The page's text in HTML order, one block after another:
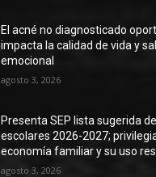
El acné no diagnosticado
impacta la calidad de vida y
emocional
agosto 3, 2026
Presenta SEP lista sugerida
escolares 2026-2027;
economía familiar y su uso
agosto 3, 2026